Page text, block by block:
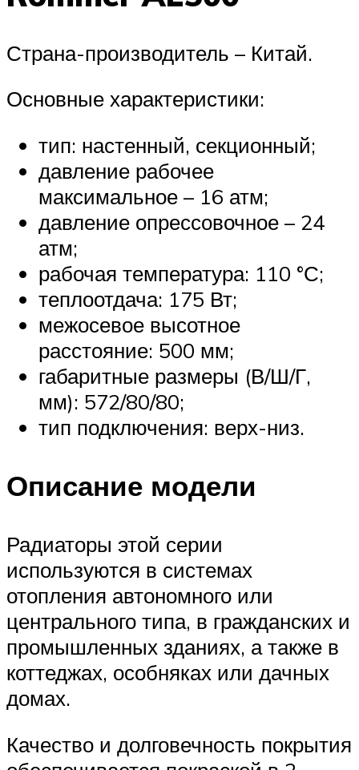
Страна-производитель – Китай.
Основные характеристики:
тип: настенный, секционный;
давление рабочее
максимальное – 16 атм;
давление опрессовочное – 24
атм;
рабочая температура: 110 °С;
теплоотдача: 175 Вт;
межосевое высотное
расстояние: 500 мм;
габаритные размеры (В/Ш/Г,
мм): 572/80/80;
тип подключения: верх-низ.
Описание модели
Радиаторы этой серии
используются в системах
отопления автономного или
центрального типа, в гражданских и
промышленных зданиях, а также в
коттеджах, особняках или дачных
домах.
Качество и долговечность покрытия